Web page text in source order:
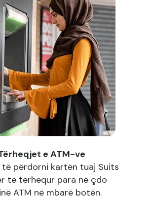
e ATM-ve
të përdorni kartën tuaj Suits
të tërhequr para në çdo
ATM në mbarë botën.